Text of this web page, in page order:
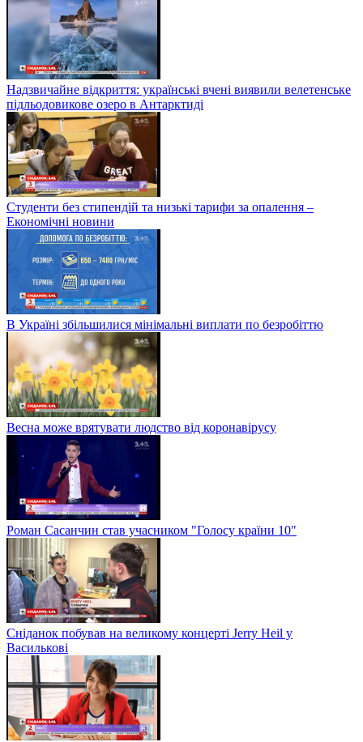
Надзвичайне відкриття: українські вчені виявили велетенське
підльодовикове озеро в Антарктиді
Студенти без стипендій та низькі тарифи за опалення –
Економічні новини
В Україні збільшилися мінімальні виплати по безробіттю
Весна може врятувати людство від коронавірусу
Роман Сасанчин став учасником "Голосу країни 10"
Сніданок побував на великому концерті Jerry Heil у
Василькові